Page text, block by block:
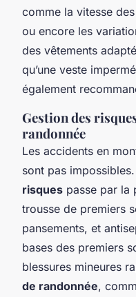
comme la vitesse
ou encore les
des vêtements
qu’une veste
également
Gestion des
randonnée
Les accidents en
sont pas
risques passe par la
trousse de premiers
pansements, et
bases des premiers
blessures mineures
de randonnée,